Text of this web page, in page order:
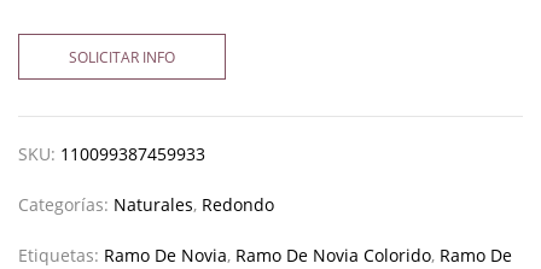
SOLICITAR INFO
SKU: 110099387459933
Categorías: Naturales, Redondo
Etiquetas: Ramo De Novia, Ramo De Novia Colorido, Ramo De